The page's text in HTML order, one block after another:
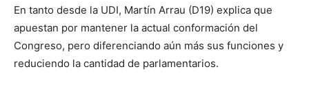
En tanto desde la UDI, Martín Arrau (D19) explica que
apuestan por mantener la actual conformación del
Congreso, pero diferenciando aún más sus funciones y
reduciendo la cantidad de parlamentarios.